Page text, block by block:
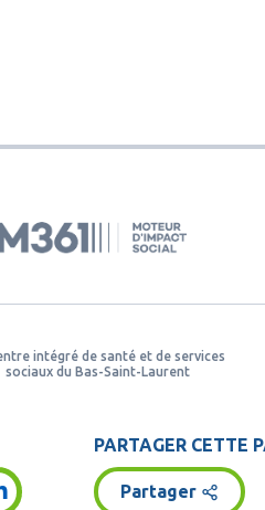
intégré de santé et de services
sociaux du Bas-Saint-Laurent
PARTAGER CETTE
Partager